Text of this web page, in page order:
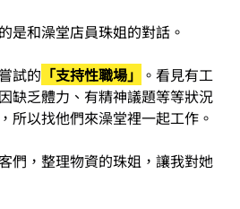
是和澡堂店員珠姐的對話 。
試的 「支持性職場」 。看見有工
缺乏體力、有精神議題等等狀況
所以找他們來澡堂裡一起工作。
們，整理物資的珠姐，讓我對她